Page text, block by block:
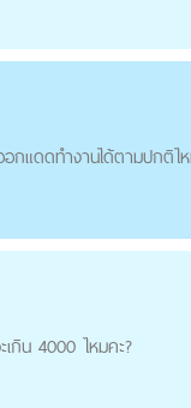
อกแดดทำงานได้ตามปกติไ
เกิน 4000 ไหมคะ?